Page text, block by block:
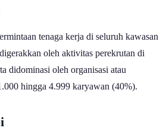
untuk periode Juli-September 2026
puncak meski nilainya tidak sebesar
angka 41%.
konstruksi danreal estateyang
sektor manufaktur berada di